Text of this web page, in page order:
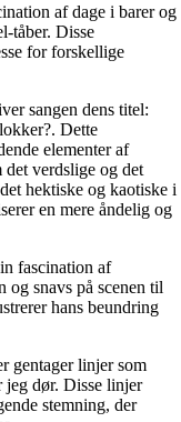
af dage i barer og
tåber. Disse
for forskellige
sangen dens titel:
Dette
elementer af
det verdslige og det
hektiske og kaotiske i
en mere åndelig og
fascination af
og snavs på scenen til
hans beundring
gentager linjer som
dør. Disse linjer
stemning, der